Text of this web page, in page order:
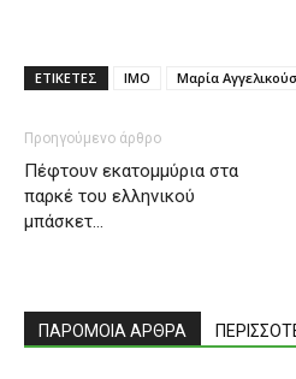
ΕΤΙΚΕΤΕΣ ΙΜΟ Μαρία
Προηγούμενο άρθρο
Πέφτουν εκατομμύρια στα
παρκέ του ελληνικού
μπάσκετ…
ΠΑΡΟΜΟΙΑ ΑΡΘΡΑ